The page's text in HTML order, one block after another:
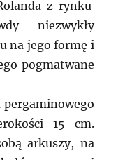
z rynku
niezwykły
na jego formę i
pogmatwane
15 cm.
arkuszy, na